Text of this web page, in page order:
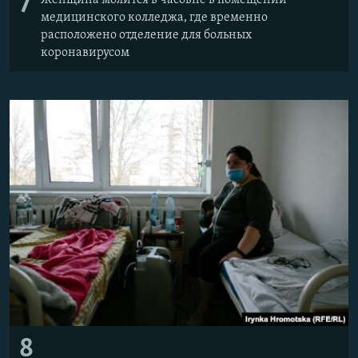
медицинского колледжа, где временно
расположено отделение для больных
коронавирусом
8